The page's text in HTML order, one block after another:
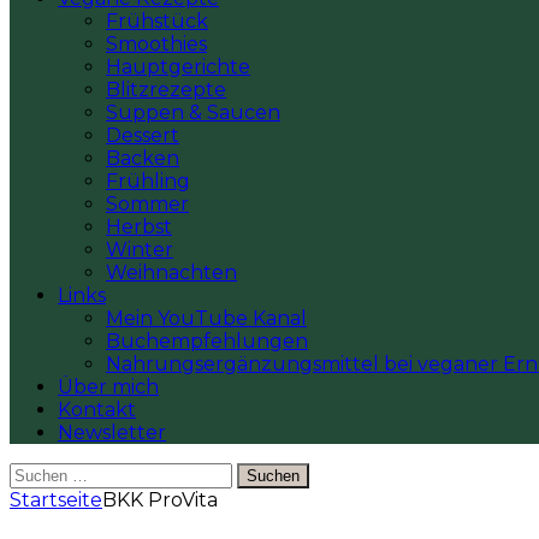
Frühstück
Smoothies
Hauptgerichte
Blitzrezepte
Suppen & Saucen
Dessert
Backen
Frühling
Sommer
Herbst
Winter
Weihnachten
Links
Mein YouTube Kanal
Buchempfehlungen
Nahrungsergänzungsmittel bei veganer
Über mich
Kontakt
Newsletter
Suchen
nach:
StartseiteBKK ProVita